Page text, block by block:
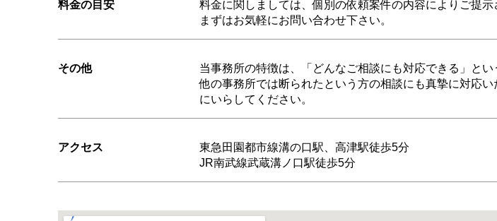
料金の目安
料金に関しましては、個別の依頼案件の内容によりご提示
まずはお気軽にお問い合わせ下さい。
その他
当事務所の特徴は、「どんなご相談にも対応できる」とい
他の事務所では断られたという方の相談にも真摯に対応
にいらしてください。
アクセス
東急田園都市線溝の口駅、高津駅徒歩5分
JR南武線武蔵溝ノ口駅徒歩5分